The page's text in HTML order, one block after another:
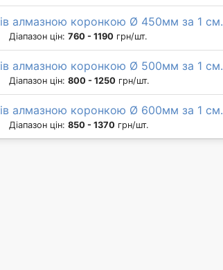
алмазною коронкою Ø 450мм за 1 см.
Діапазон цін: 760 - 1190 грн/шт.
алмазною коронкою Ø 500мм за 1 см.
Діапазон цін: 800 - 1250 грн/шт.
алмазною коронкою Ø 600мм за 1 см.
Діапазон цін: 850 - 1370 грн/шт.